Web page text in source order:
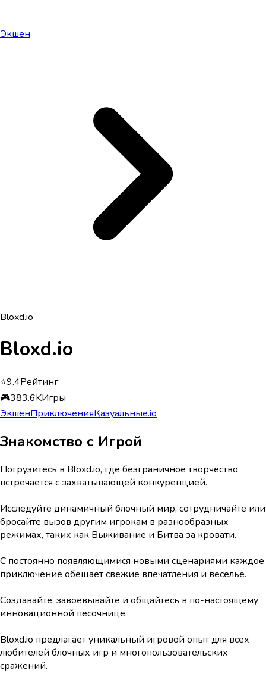
Экшен
Bloxd.io
Bloxd.io
⭐9.4Рейтинг
🎮383.6KИгры
ЭкшенПриключенияКазуальные.io
Знакомство с Игрой
Погрузитесь в Bloxd.io, где безграничное творчество
встречается с захватывающей конкуренцией.
Исследуйте динамичный блочный мир, сотрудничайте или
бросайте вызов другим игрокам в разнообразных
режимах, таких как Выживание и Битва за кровати.
С постоянно появляющимися новыми сценариями каждое
приключение обещает свежие впечатления и веселье.
Создавайте, завоевывайте и общайтесь в по-настоящему
инновационной песочнице.
Bloxd.io предлагает уникальный игровой опыт для всех
любителей блочных игр и многопользовательских
сражений.